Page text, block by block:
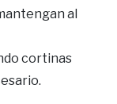
al
cortinas